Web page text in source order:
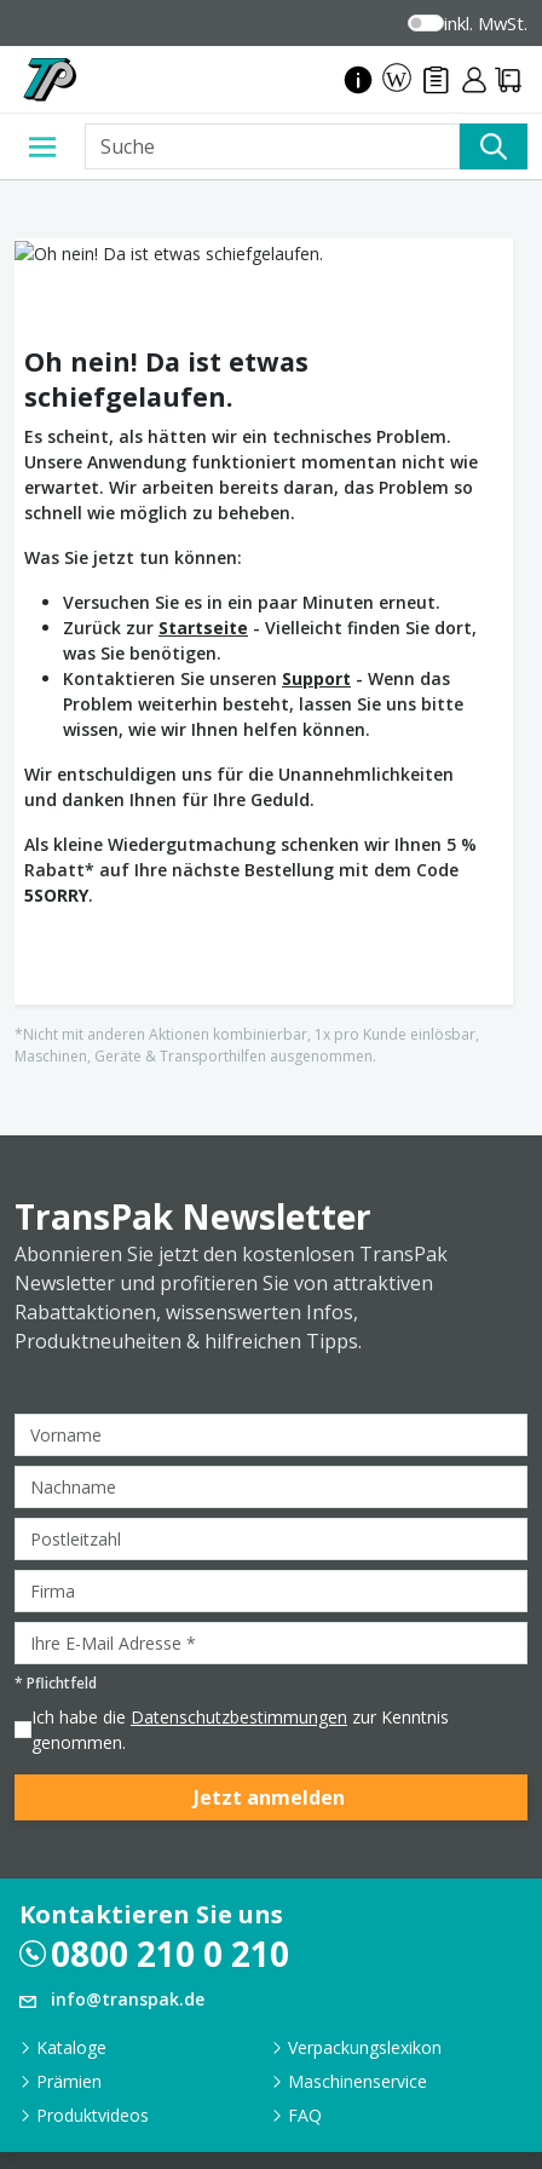
inkl. MwSt.
Oh nein! Da ist etwas
schiefgelaufen.
Es scheint, als hätten wir ein technisches Problem.
Unsere Anwendung funktioniert momentan nicht wie
erwartet. Wir arbeiten bereits daran, das Problem so
schnell wie möglich zu beheben.
Was Sie jetzt tun können:
Versuchen Sie es in ein paar Minuten erneut.
Zurück zur Startseite - Vielleicht finden Sie dort,
was Sie benötigen.
Kontaktieren Sie unseren Support - Wenn das
Problem weiterhin besteht, lassen Sie uns bitte
wissen, wie wir Ihnen helfen können.
Wir entschuldigen uns für die Unannehmlichkeiten
und danken Ihnen für Ihre Geduld.
Als kleine Wiedergutmachung schenken wir Ihnen 5 %
Rabatt* auf Ihre nächste Bestellung mit dem Code
5SORRY.
*Nicht mit anderen Aktionen kombinierbar, 1x pro Kunde einlösbar,
Maschinen, Geräte & Transporthilfen ausgenommen.
TransPak Newsletter
Abonnieren Sie jetzt den kostenlosen TransPak
Newsletter und profitieren Sie von attraktiven
Rabattaktionen, wissenswerten Infos,
Produktneuheiten & hilfreichen Tipps.
* Pflichtfeld
Ich habe die Datenschutzbestimmungen zur Kenntnis
genommen.
Jetzt anmelden
Kontaktieren Sie uns
0800 210 0 210
info@transpak.de
Kataloge
Verpackungslexikon
Prämien
Maschinenservice
Produktvideos
FAQ